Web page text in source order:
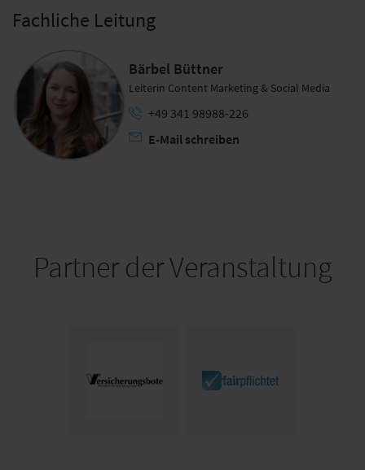
Fachliche Leitung
Bärbel Büttner
Leiterin Content Marketing & Social Media
+49 341 98988-226
E-Mail schreiben
Partner der Veranstaltung